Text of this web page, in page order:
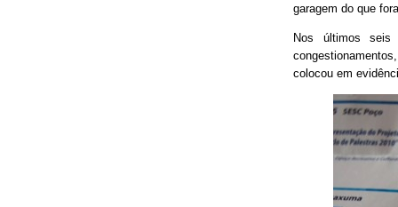
garagem do que
Nos últimos seis
colocou em